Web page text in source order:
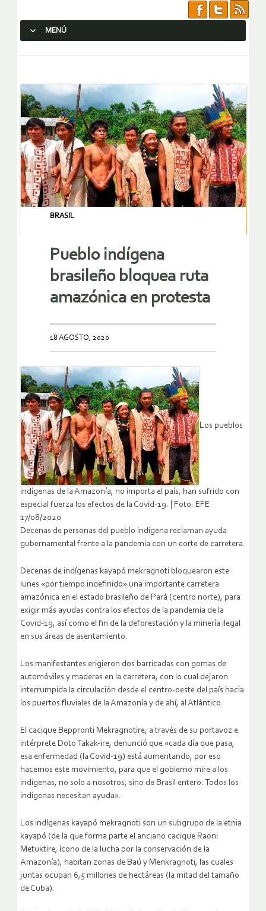
MENÚ
BRASIL
Pueblo indígena
brasileño bloquea ruta
amazónica en protesta
18 AGOSTO, 2020
Los pueblos
indígenas de la Amazonía, no importa el país, han sufrido con
especial fuerza los efectos de la Covid-19. | Foto: EFE
17/08/2020
Decenas de personas del pueblo indígena reclaman ayuda
gubernamental frente a la pandemia con un corte de carretera.
Decenas de indígenas kayapó mekragnoti bloquearon este
lunes «por tiempo indefinido» una importante carretera
amazónica en el estado brasileño de Pará (centro norte), para
exigir más ayudas contra los efectos de la pandemia de la
Covid-19, así como el fin de la deforestación y la minería ilegal
en sus áreas de asentamiento.
Los manifestantes erigieron dos barricadas con gomas de
automóviles y maderas en la carretera, con lo cual dejaron
interrumpida la circulación desde el centro-oeste del país hacia
los puertos fluviales de la Amazonía y de ahí, al Atlántico.
El cacique Beppronti Mekragnotire, a través de su portavoz e
intérprete Doto Takak-ire, denunció que «cada día que pasa,
esa enfermedad (la Covid-19) está aumentando, por eso
hacemos este movimiento, para que el gobierno mire a los
indígenas, no solo a nosotros, sino de Brasil entero. Todos los
indígenas necesitan ayuda».
Los indígenas kayapó mekragnoti son un subgrupo de la etnia
kayapó (de la que forma parte el anciano cacique Raoni
Metuktire, ícono de la lucha por la conservación de la
Amazonía), habitan zonas de Baú y Menkragnoti, las cuales
juntas ocupan 6,5 millones de hectáreas (la mitad del tamaño
de Cuba).